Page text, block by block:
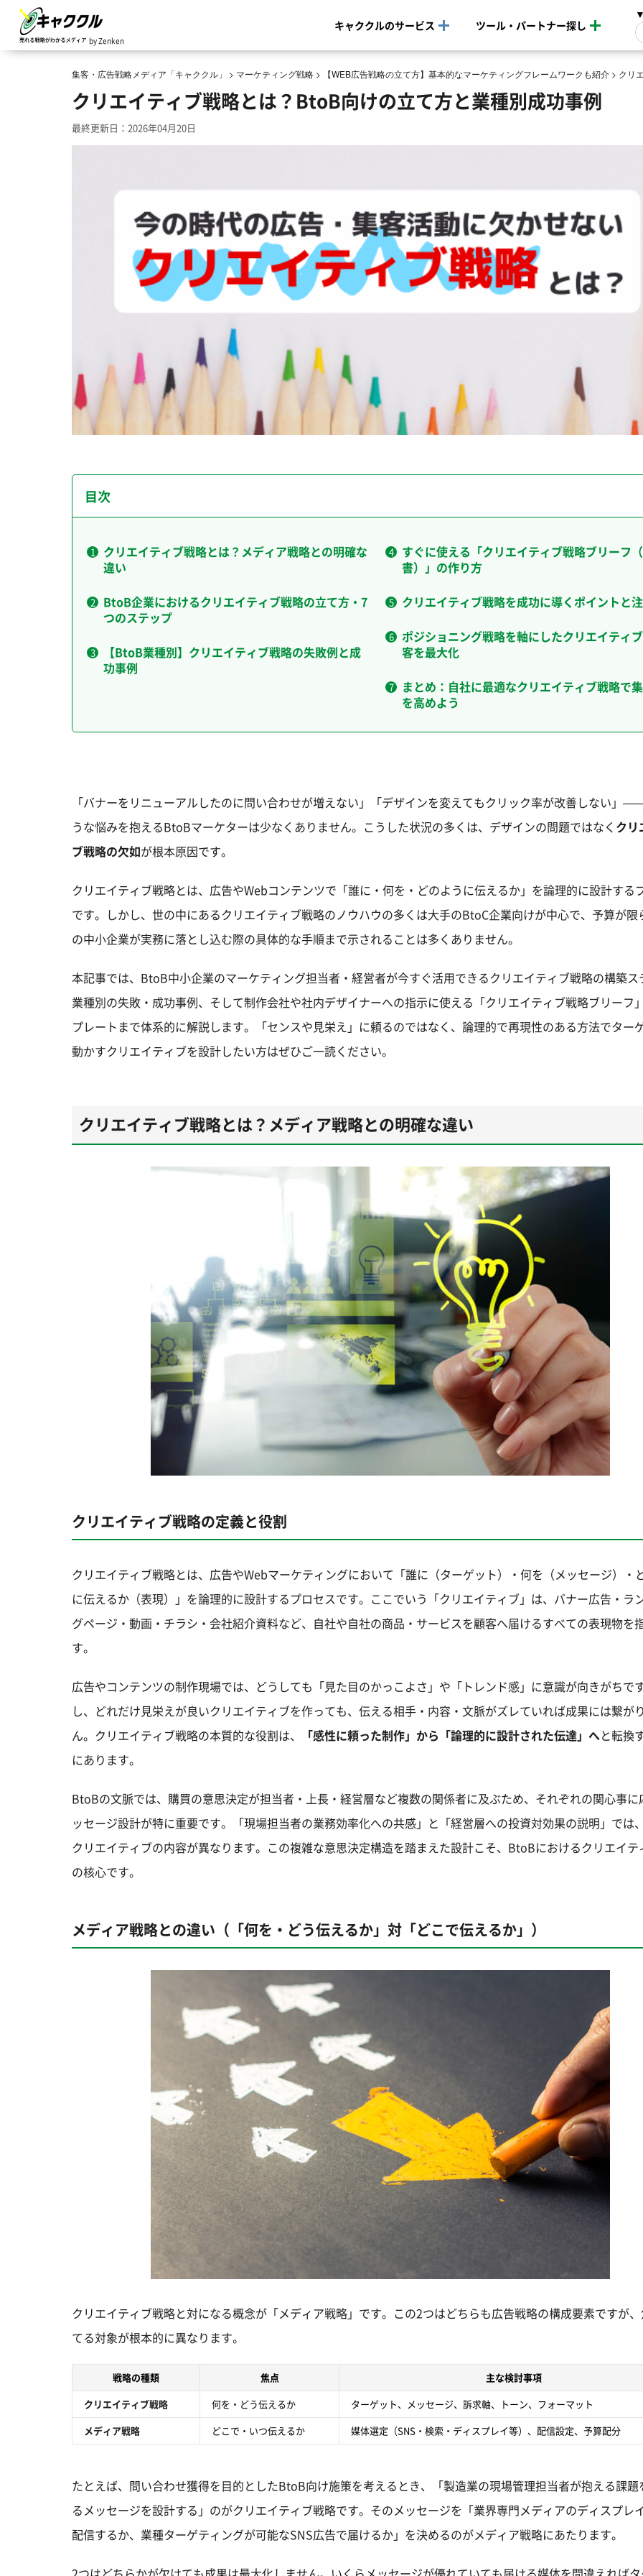
by Zenken
キャククルのサービス ツール・パートナー探し
集客・広告戦略メディア「キャククル」 > マーケティング戦略 > 【WEB広告戦略の立て方】基本的なマーケティングフレームワークも紹介 > クリ
クリエイティブ戦略とは？BtoB向けの立て方と業種別成功事例
最終更新日：2026年04月20日
目次
クリエイティブ戦略とは？メディア戦略との明確な
違い
BtoB企業におけるクリエイティブ戦略の立て方・7
つのステップ
【BtoB業種別】クリエイティブ戦略の失敗例と成
功事例
すぐに使える「クリエイティブ戦略ブリーフ
書）」の作り方
クリエイティブ戦略を成功に導くポイントと
ポジショニング戦略を軸にしたクリエイティ
客を最大化
まとめ：自社に最適なクリエイティブ戦略で
を高めよう
「バナーをリニューアルしたのに問い合わせが増えない」「デザインを変えてもクリック率が改善しない」
うな悩みを抱えるBtoBマーケターは少なくありません。こうした状況の多くは、デザインの問題ではなく クリ
ブ戦略の欠如が根本原因です。
クリエイティブ戦略とは、広告やWebコンテンツで「誰に・何を・どのように伝えるか」を論理的に設計する
です。しかし、世の中にあるクリエイティブ戦略のノウハウの多くは大手のBtoC企業向けが中心で、予算が
の中小企業が実務に落とし込む際の具体的な手順まで示されることは多くありません。
本記事では、BtoB中小企業のマーケティング担当者・経営者が今すぐ活用できるクリエイティブ戦略の構築ス
業種別の失敗・成功事例、そして制作会社や社内デザイナーへの指示に使える「クリエイティブ戦略ブリーフ
プレートまで体系的に解説します。「センスや見栄え」に頼るのではなく、論理的で再現性のある方法でター
動かすクリエイティブを設計したい方はぜひご一読ください。
クリエイティブ戦略とは？メディア戦略との明確な違い
クリエイティブ戦略の定義と役割
クリエイティブ戦略とは、広告やWebマーケティングにおいて「誰に（ターゲット）・何を（メッセージ）・
に伝えるか（表現）」を論理的に設計するプロセスです。ここでいう「クリエイティブ」は、バナー広告・ラ
グページ・動画・チラシ・会社紹介資料など、自社や自社の商品・サービスを顧客へ届けるすべての表現物を
す。
広告やコンテンツの制作現場では、どうしても「見た目のかっこよさ」や「トレンド感」に意識が向きがちで
し、どれだけ見栄えが良いクリエイティブを作っても、伝える相手・内容・文脈がズレていれば成果には繋が
ん。クリエイティブ戦略の本質的な役割は、
「感性に頼った制作」から「論理的に設計された伝達」へと転換
にあります。
BtoBの文脈では、購買の意思決定が担当者・上長・経営層など複数の関係者に及ぶため、それぞれの関心事に
ッセージ設計が特に重要です。「現場担当者の業務効率化への共感」と「経営層への投資対効果の説明」では
クリエイティブの内容が異なります。この複雑な意思決定構造を踏まえた設計こそ、BtoBにおけるクリエイテ
の核心です。
メディア戦略との違い（「何を・どう伝えるか」対「どこで伝えるか」）
クリエイティブ戦略と対になる概念が「メディア戦略」です。この2つはどちらも広告戦略の構成要素ですが
てる対象が根本的に異なります。
戦略の種類 焦点
主な検討事項
クリエイティブ戦略
何を・どう伝えるか
ターゲット、メッセージ、訴求軸、トーン、フォーマット
メディア戦略
どこで・いつ伝えるか 媒体選定（SNS・検索・ディスプレイ等）、配信設定、予算配分
たとえば、問い合わせ獲得を目的としたBtoB向け施策を考えるとき、「製造業の現場管理担当者が抱える課題
るメッセージを設計する」のがクリエイティブ戦略です。そのメッセージを「業界専門メディアのディスプレ
配信するか、業種ターゲティングが可能なSNS広告で届けるか」を決めるのがメディア戦略にあたります。